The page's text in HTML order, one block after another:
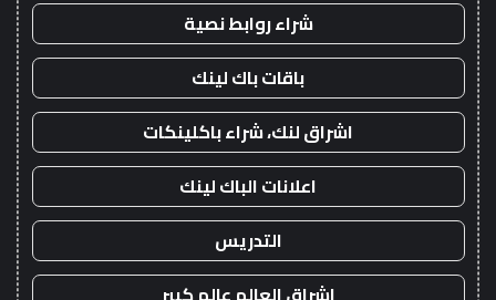
شراء روابط نصية
باقات باك لينك
اشراق لنك، شراء باكلينكات
اعلانات الباك لينك
التدريس